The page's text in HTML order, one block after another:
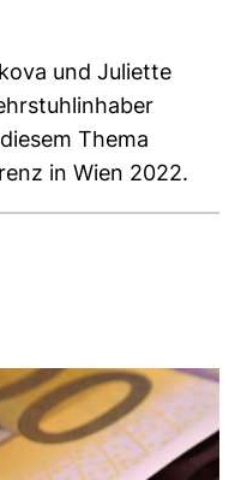
und Juliette
Thema
in Wien 2022.